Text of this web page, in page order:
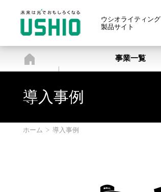
ウシオライティング
製品サイト
ホーム
事業一覧
導入事例
ホーム > 導入事例